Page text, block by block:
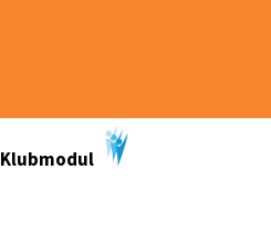
Klubmodul